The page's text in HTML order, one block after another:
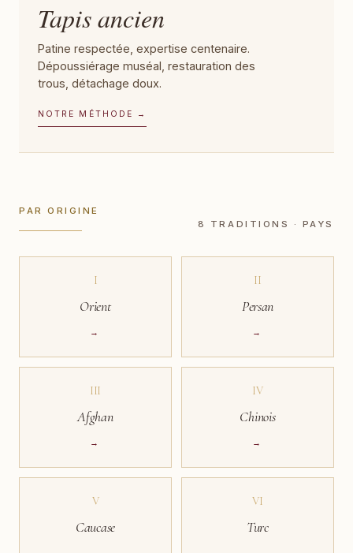
Tapis ancien
Patine respectée, expertise centenaire.
Dépoussiérage muséal, restauration des
trous, détachage doux.
NOTRE MÉTHODE →
PAR ORIGINE
8 TRADITIONS · PAYS
I
Orient
→
II
Persan
→
III
Afghan
→
IV
Chinois
→
V
Caucase
VI
Turc